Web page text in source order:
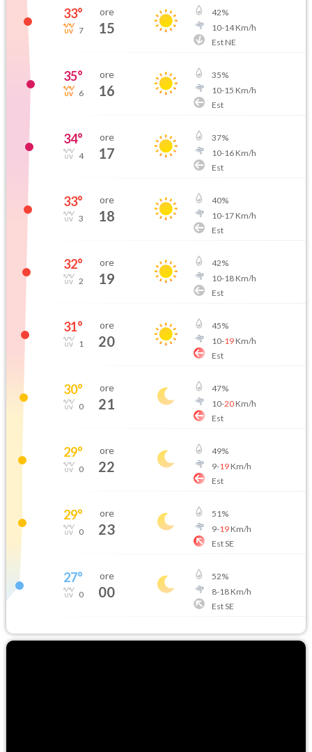
33°
7
ore
15
42%
10-14Km/h
Est NE
35°
6
ore
16
35%
10-15 Km/h
Est
34°
4
ore
17
37%
10-16Km/h
Est
33°
3
ore
18
40%
10-17Km/h
Est
32°
2
ore
19
42%
10-18Km/h
Est
31°
1
ore
20
45%
10-19Km/h
Est
30°
0
ore
21
47%
10-20Km/h
Est
29°
0
ore
22
49%
9-19Km/h
Est
29°
0
ore
23
51%
9-19Km/h
Est SE
27°
0
ore
00
52%
8-18Km/h
Est SE